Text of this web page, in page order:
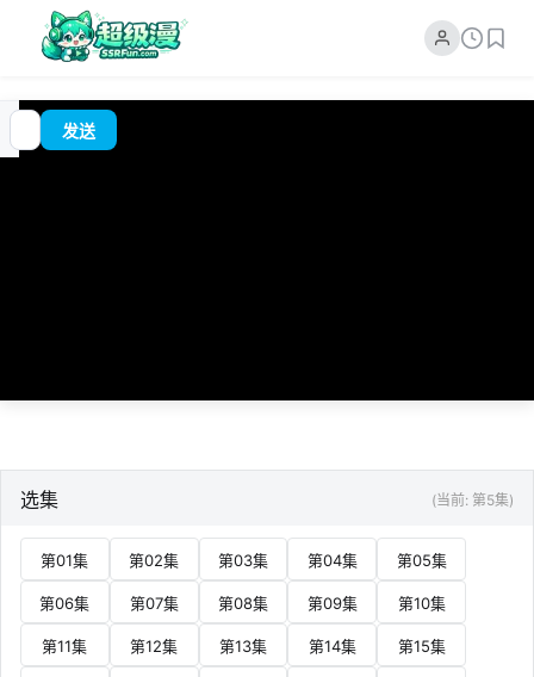
00:00
追
番
?发送
选集 (当前: 第5集)
第01集 第02集 第03集 第04集 第05集
第06集 第07集 第08集 第09集 第10集
第11集 第12集 第13集 第14集 第15集